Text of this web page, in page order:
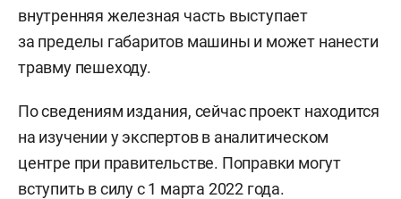
внутренняя железная часть выступает
за пределы габаритов машины и может нанести
травму пешеходу.
По сведениям издания, сейчас проект находится
на изучении у экспертов в аналитическом
центре при правительстве. Поправки могут
вступить в силу с 1 марта 2022 года.